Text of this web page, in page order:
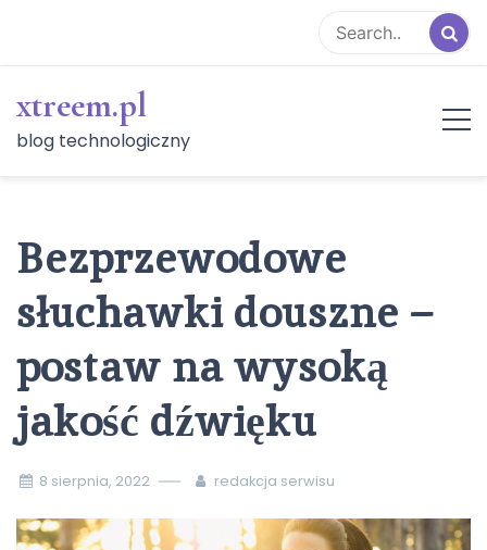
content
xtreem.pl
blog technologiczny
Bezprzewodowe
słuchawki douszne –
postaw na wysoką
jakość dźwięku
8 sierpnia, 2022 redakcja serwisu